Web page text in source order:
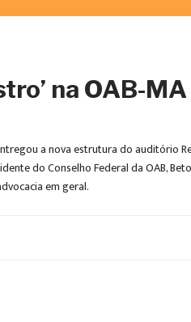
na OAB-MA
a nova estrutura do auditório
do Conselho Federal da OAB,
em geral.